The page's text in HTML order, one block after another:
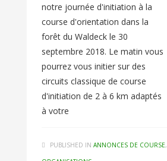
notre journée d'initiation à la
course d'orientation dans la
forêt du Waldeck le 30
septembre 2018. Le matin vous
pourrez vous initier sur des
circuits classique de course
d'initiation de 2 à 6 km adaptés
à votre
PUBLISHED IN ANNONCES DE COURSE,